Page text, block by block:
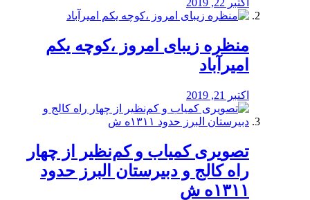
اکتبر 22, 2019
منظره‌‌ زیبای امروز ،کوچه یکم
امیرآباد
اکتبر 21, 2019
️تصویری کمیاب و کم‌نظیر از چهار
راه كالج و دبيرستان البرز حدود
۱۳۱۱ه ش